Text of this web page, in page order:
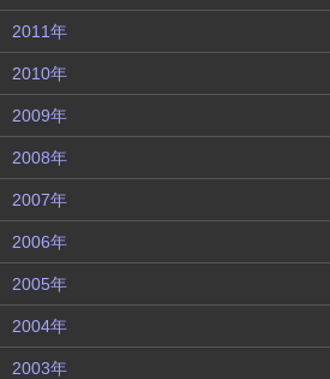
2011年
2010年
2009年
2008年
2007年
2006年
2005年
2004年
2003年